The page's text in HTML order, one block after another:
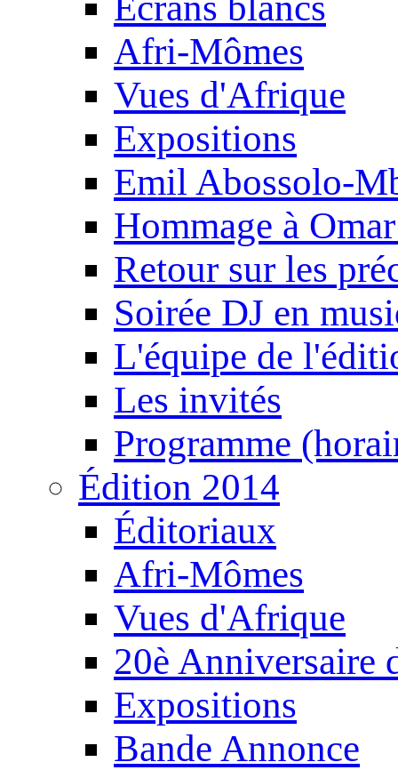
Afri-Mômes
Vues d'Afrique
Expositions
Emil Abossolo-
Hommage à
Retour sur les
Soirée DJ en
L'équipe de
Les invités
Programme
Édition 2014
Éditoriaux
Afri-Mômes
Vues d'Afrique
20è Anniversaire
Expositions
Bande Annonce